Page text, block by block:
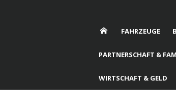
FAHRZEUGE
PARTNERSCHAFT &
WIRTSCHAFT & GELD